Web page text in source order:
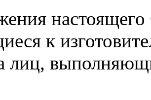
настоящего
к
лиц,